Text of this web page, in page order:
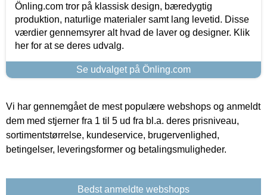
Önling.com tror på klassisk design, bæredygtig
produktion, naturlige materialer samt lang levetid. Disse
værdier gennemsyrer alt hvad de laver og designer. Klik
her for at se deres udvalg.
Se udvalget på Önling.com
Vi har gennemgået de mest populære webshops og anmeldt
dem med stjerner fra 1 til 5 ud fra bl.a. deres prisniveau,
sortimentstørrelse, kundeservice, brugervenlighed,
betingelser, leveringsformer og betalingsmuligheder.
Bedst anmeldte webshops